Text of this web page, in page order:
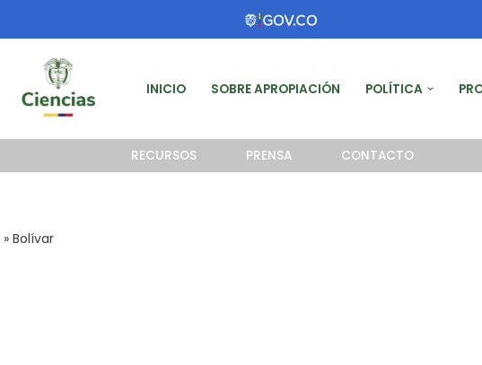
INICIO SOBRE APROPIACIÓN POLÍTICA
RECURSOS PRENSA CONTACTO
» Bolívar